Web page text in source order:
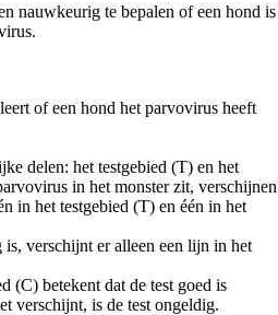
nauwkeurig te bepalen of een hond is
of een hond het parvovirus heeft
delen: het testgebied (T) en het
in het monster zit, verschijnen
in het testgebied (T) en één in het
verschijnt er alleen een lijn in het
(C) betekent dat de test goed is
verschijnt, is de test ongeldig.